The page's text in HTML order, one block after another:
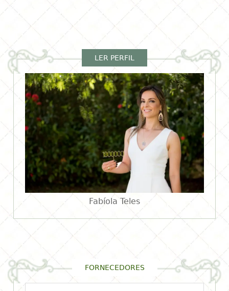
LER PERFIL
Fabíola Teles
FORNECEDORES